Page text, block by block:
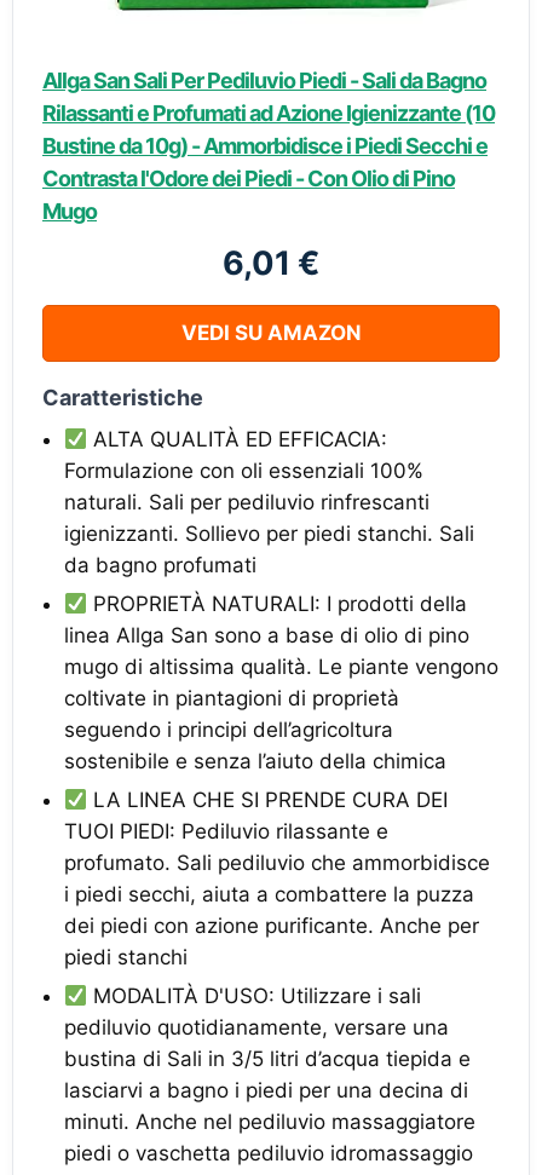
Allga San Sali Per Pediluvio Piedi - Sali da Bagno
Rilassanti e Profumati ad Azione Igienizzante (10
Bustine da 10g) - Ammorbidisce i Piedi Secchi e
Contrasta l'Odore dei Piedi - Con Olio di Pino
Mugo
6,01 €
VEDI SU AMAZON
Caratteristiche
ALTA QUALITÀ ED EFFICACIA:
Formulazione con oli essenziali 100%
naturali. Sali per pediluvio rinfrescanti
igienizzanti. Sollievo per piedi stanchi. Sali
da bagno profumati
PROPRIETÀ NATURALI: I prodotti della
linea Allga San sono a base di olio di pino
mugo di altissima qualità. Le piante vengono
coltivate in piantagioni di proprietà
seguendo i principi dell’agricoltura
sostenibile e senza l’aiuto della chimica
LA LINEA CHE SI PRENDE CURA DEI
TUOI PIEDI: Pediluvio rilassante e
profumato. Sali pediluvio che ammorbidisce
i piedi secchi, aiuta a combattere la puzza
dei piedi con azione purificante. Anche per
piedi stanchi
MODALITÀ D'USO: Utilizzare i sali
pediluvio quotidianamente, versare una
bustina di Sali in 3/5 litri d’acqua tiepida e
lasciarvi a bagno i piedi per una decina di
minuti. Anche nel pediluvio massaggiatore
piedi o vaschetta pediluvio idromassaggio